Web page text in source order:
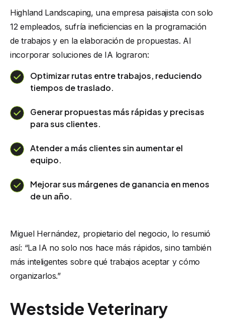
Highland Landscaping, una empresa paisajista con solo
12 empleados, sufría ineficiencias en la programación
de trabajos y en la elaboración de propuestas. Al
incorporar soluciones de IA lograron:
Optimizar rutas entre trabajos, reduciendo
tiempos de traslado.
Generar propuestas más rápidas y precisas
para sus clientes.
Atender a más clientes sin aumentar el
equipo.
Mejorar sus márgenes de ganancia en menos
de un año.
Miguel Hernández, propietario del negocio, lo resumió
así: “La IA no solo nos hace más rápidos, sino también
más inteligentes sobre qué trabajos aceptar y cómo
organizarlos.”
Westside Veterinary